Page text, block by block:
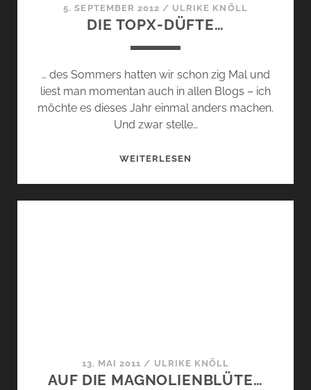
5. SEPTEMBER 2012 / ULRIKE KNÖLL
DIE TOPX-DÜFTE…
… des Sommers hatten wir schon zig Mal und
liest man momentan auch in allen Blogs – ich
möchte es dieses Jahr einmal anders machen.
Und zwar stelle…
WEITERLESEN
13. MAI 2011 / ULRIKE KNÖLL
AUF DIE MAGNOLIENBLÜTE…